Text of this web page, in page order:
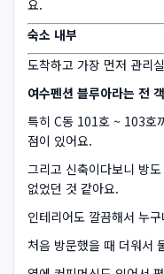
요.
숙소 내부
도착하고 가장 먼저 관리
여수펜션 블루아라는 전
특히 C동 101호 ~ 103호
점이 있어요.
그리고 신축이다보니 방
없었던 것 같아요.
인테리어도 깔끔해서 누
처음 방문했을 때 더워서